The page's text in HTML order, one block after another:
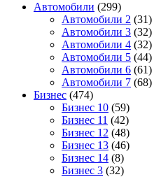
Автомобили (299)
Автомобили 2 (31)
Автомобили 3 (32)
Автомобили 4 (32)
Автомобили 5 (44)
Автомобили 6 (61)
Автомобили 7 (68)
Бизнес (474)
Бизнес 10 (59)
Бизнес 11 (42)
Бизнес 12 (48)
Бизнес 13 (46)
Бизнес 14 (8)
Бизнес 3 (32)